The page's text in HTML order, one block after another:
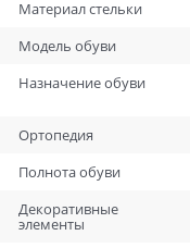
Материал стельки
Модель обуви
Назначение обуви
Ортопедия
Полнота обуви
Декоративные
элементы